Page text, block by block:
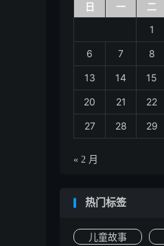
日 一 二
1
6 7 8
13 14 15
20 21 22
27 28 29
« 2 月
热门标签
儿童故事